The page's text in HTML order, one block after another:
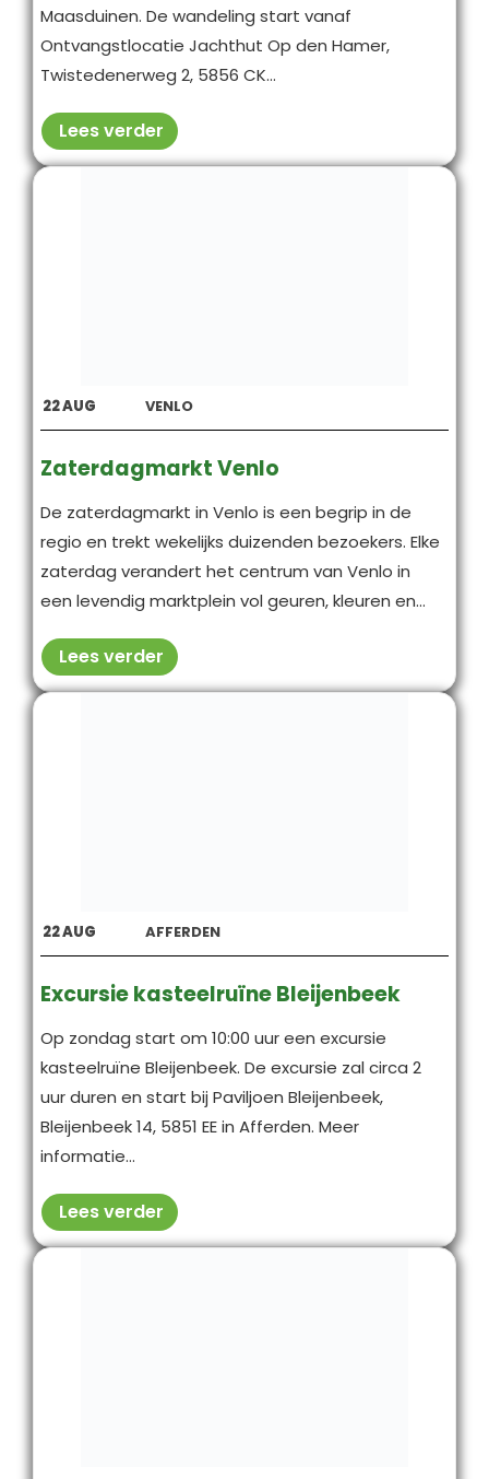
Maasduinen. De wandeling start vanaf
Ontvangstlocatie Jachthut Op den Hamer,
Twistedenerweg 2, 5856 CK...
Lees verder
22AUG VENLO
Zaterdagmarkt Venlo
De zaterdagmarkt in Venlo is een begrip in de
regio en trekt wekelijks duizenden bezoekers. Elke
zaterdag verandert het centrum van Venlo in
een levendig marktplein vol geuren, kleuren en...
Lees verder
22AUG AFFERDEN
Excursie kasteelruïne Bleijenbeek
Op zondag start om 10:00 uur een excursie
kasteelruïne Bleijenbeek. De excursie zal circa 2
uur duren en start bij Paviljoen Bleijenbeek,
Bleijenbeek 14, 5851 EE in Afferden. Meer
informatie...
Lees verder